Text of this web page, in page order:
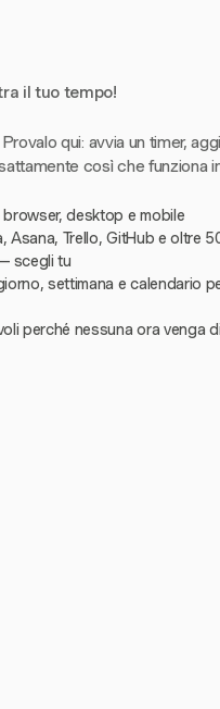
il tuo tempo!
qui: avvia un timer,
così che funziona
desktop e mobile
Asana, Trello, GitHub e oltre
scegli tu
settimana e calendario
perché nessuna ora venga